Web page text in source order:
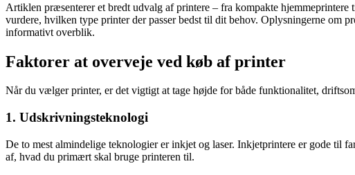
Artiklen præsenterer et bredt udvalg af printere – fra kompakte
vurdere, hvilken type printer der passer bedst til dit behov. Oplysningerne om
informativt overblik.
Faktorer at overveje ved køb af printer
Når du vælger printer, er det vigtigt at tage højde for både funktionalitet,
1. Udskrivningsteknologi
De to mest almindelige teknologier er inkjet og laser. Inkjetprintere er gode til
af, hvad du primært skal bruge printeren til.